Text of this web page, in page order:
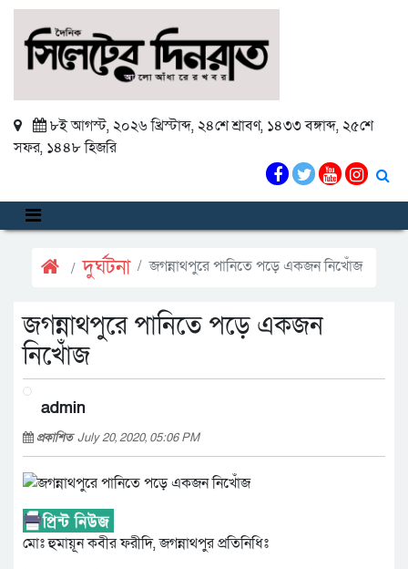
৮ই আগস্ট, ২০২৬ খ্রিস্টাব্দ, ২৪শে শ্রাবণ, ১৪৩৩ বঙ্গাব্দ, ২৫শে
সফর, ১৪৪৮ হিজরি
দুর্ঘটনা জগন্নাথপুরে পানিতে পড়ে একজন নিখোঁজ
জগন্নাথপুরে পানিতে পড়ে একজন
নিখোঁজ
admin
প্রকাশিতJuly 20, 2020, 05:06 PM
মোঃ হুমায়ূন কবীর ফরীদি, জগন্নাথপুর প্রতিনিধিঃ